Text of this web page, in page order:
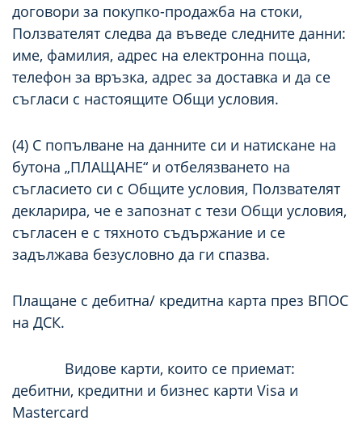
договори за покупко-продажба на стоки,
Ползвателят следва да въведе следните данни:
име, фамилия, адрес на електронна поща,
телефон за връзка, адрес за доставка и да се
съгласи с настоящите Общи условия.
(4) С попълване на данните си и натискане на
бутона „ПЛАЩАНЕ“ и отбелязването на
съгласието си с Общите условия, Ползвателят
декларира, че е запознат с тези Общи условия,
съгласен е с тяхното съдържание и се
задължава безусловно да ги спазва.
Плащане с дебитна/ кредитна карта през ВПОС
на ДСК.
Видове карти, които се приемат:
дебитни, кредитни и бизнес карти Visa и
Mastеrcard